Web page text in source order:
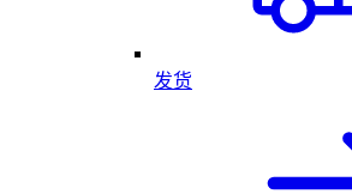
发货